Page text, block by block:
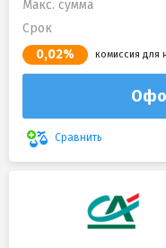
Макс. сумма
Срок
0,02% комиссия для
Сравнить